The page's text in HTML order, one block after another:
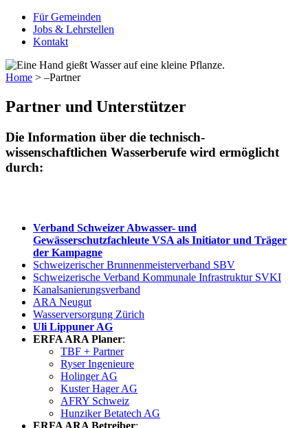
Für Gemeinden
Jobs & Lehrstellen
Kontakt
Home > –Partner
Partner und Unterstützer
Die Information über die technisch-
wissenschaftlichen Wasserberufe wird ermöglicht
durch:
Verband Schweizer Abwasser- und
Gewässerschutzfachleute VSA als Initiator und Träger
der Kampagne
Schweizerischer Brunnenmeisterverband SBV
Schweizerische Verband Kommunale Infrastruktur SVKI
Kanalsanierungsverband
ARA Neugut
Wasserversorgung Zürich
Uli Lippuner AG
ERFA ARA Planer:
TBF + Partner
Ryser Ingenieure
HolingerAG
Kuster Hager AG
AFRY Schweiz
Hunziker Betatech AG
ERFA ARA Betreiber: